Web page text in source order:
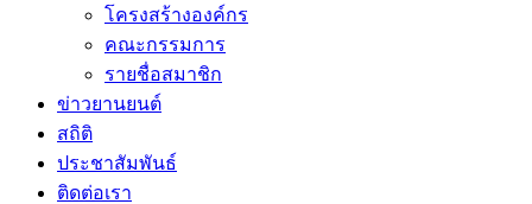
โครงสร้างองค์กร
คณะกรรมการ
รายชื่อสมาชิก
ข่าวยานยนต์
สถิติ
ประชาสัมพันธ์
ติดต่อเรา